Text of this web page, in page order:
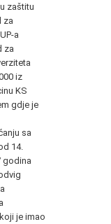
zaštitu
za
a
za
iz
KS
gdje je
sa
14.
godina
je imao